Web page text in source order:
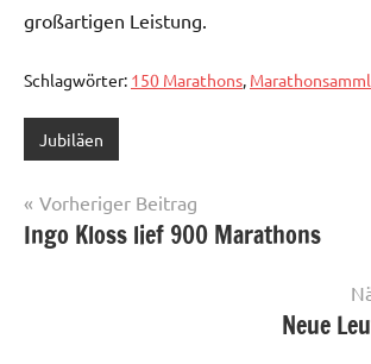
großartigen Leistung.
Schlagwörter: 150 Marathons
Jubiläen
Beitragsnavigation
Vorheriger Beitrag
Ingo Kloss lief 900 Marathons
Neue